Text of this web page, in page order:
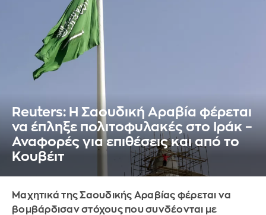
Reuters: H Σαουδική Αραβία φέρεται
να έπληξε πολιτοφυλακές στο Ιράκ –
Αναφορές για επιθέσεις και από το
Κουβέιτ
Μαχητικά της Σαουδικής Αραβίας φέρεται να
βομβάρδισαν στόχους που συνδέονται με